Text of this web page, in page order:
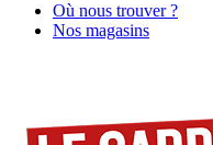
Où nous trouver ?
Nos magasins